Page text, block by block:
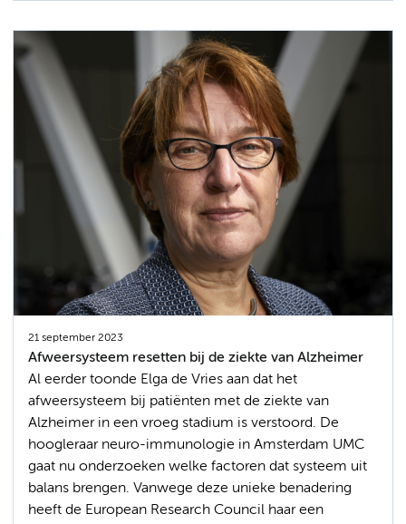
21 september 2023
Afweersysteem resetten bij de ziekte van Alzheimer
Al eerder toonde Elga de Vries aan dat het
afweersysteem bij patiënten met de ziekte van
Alzheimer in een vroeg stadium is verstoord. De
hoogleraar neuro-immunologie in Amsterdam UMC
gaat nu onderzoeken welke factoren dat systeem uit
balans brengen. Vanwege deze unieke benadering
heeft de European Research Council haar een